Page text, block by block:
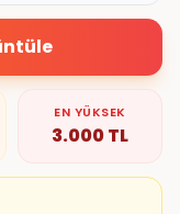
EN YÜKSEK
3.000TL